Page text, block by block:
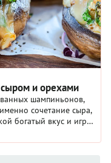
и орехами
шампиньонов,
сочетание сыра,
богатый вкус и игра